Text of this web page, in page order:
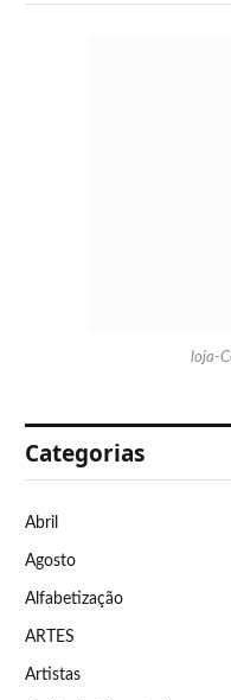
loja-
Categorias
Abril
Agosto
Alfabetização
ARTES
Artistas